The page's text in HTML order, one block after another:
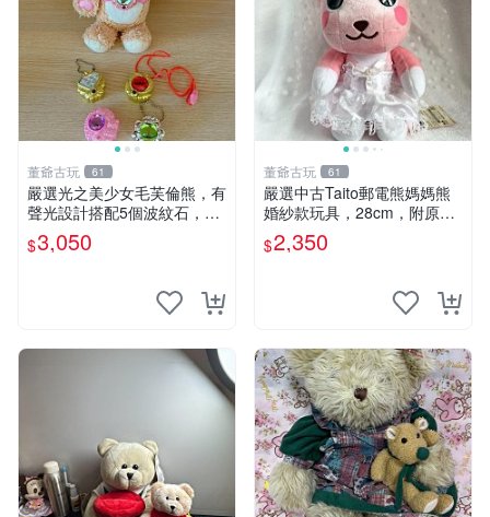
董爺古玩 61
嚴選光之美少女毛芙倫熊，有
聲光設計搭配5個波紋石，成
色完美如圖。爽快附電池，讓
愛心不打折扣。 光之美少女
$3,050
董爺古玩 61
嚴選中古Taito郵電熊媽媽熊
婚紗款玩具，28cm，附原
盒，保存極佳實拍，婚紗細節
清晰可見，偶像收藏推薦 婚
$2,350